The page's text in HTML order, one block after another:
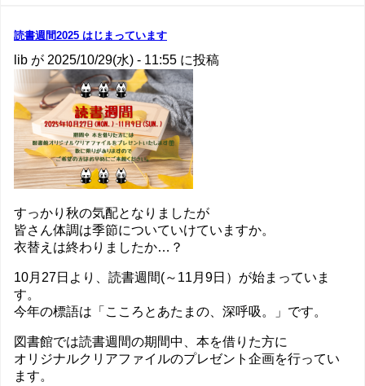
ス
マ
ス
ベ
ン
ト
開
催
の
お
知
ら
せ
の
読書週間2025 はじまっています
lib が 2025/10/29(水) - 11:55 に投稿
すっかり秋の気配となりましたが
皆さん体調は季節についていけていますか。
衣替えは終わりましたか…？
10月27日より、読書週間(～11月9日）が始まっていま
す。
今年の標語は「こころとあたまの、深呼吸。」です。
図書館では読書週間の期間中、本を借りた方に
オリジナルクリアファイルのプレゼント企画を行ってい
ます。